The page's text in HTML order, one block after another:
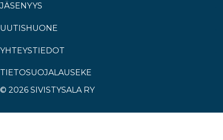
JÄSENYYS
UUTISHUONE
YHTEYSTIEDOT
TIETOSUOJALAUSEKE
© 2026 SIVISTYSALA RY